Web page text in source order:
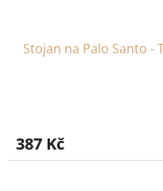
Stojan na Palo Santo -
387 Kč